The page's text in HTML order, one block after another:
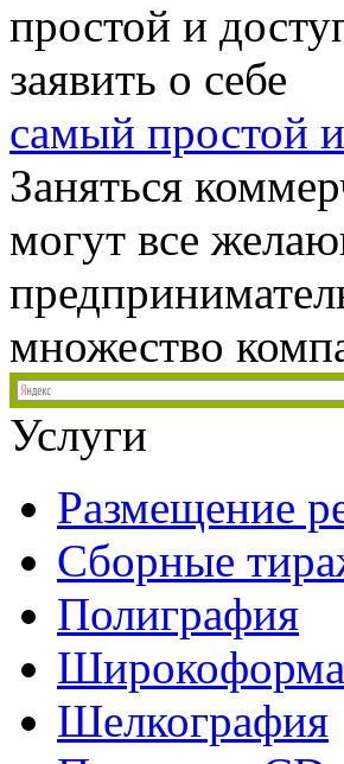
самый простой
Заняться
могут все
множество
Услуги
Размещение
Сборные
Полиграфия
Шелкография